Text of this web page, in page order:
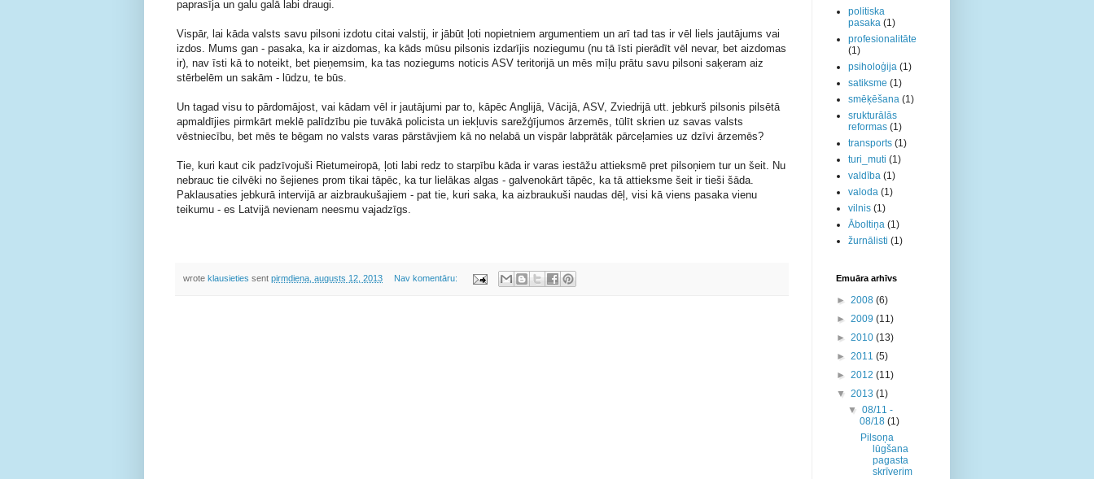
paprasīja un galu galā labi draugi.
Vispār, lai kāda valsts savu pilsoni izdotu citai valstij, ir jābūt ļoti nopietniem argumentiem un arī tad tas ir vēl liels jautājums vai
izdos. Mums gan - pasaka, ka ir aizdomas, ka kāds mūsu pilsonis izdarījis noziegumu (nu tā īsti pierādīt vēl nevar, bet aizdomas
ir), nav īsti kā to noteikt, bet pieņemsim, ka tas noziegums noticis ASV teritorijā un mēs mīļu prātu savu pilsoni saķeram aiz
stērbelēm un sakām - lūdzu, te būs.
Un tagad visu to pārdomājost, vai kādam vēl ir jautājumi par to, kāpēc Anglijā, Vācijā, ASV, Zviedrijā utt. jebkurš pilsonis pilsētā
apmaldījies pirmkārt meklē palīdzību pie tuvākā policista un iekļuvis sarežģījumos ārzemēs, tūlīt skrien uz savas valsts
vēstniecību, bet mēs te bēgam no valsts varas pārstāvjiem kā no nelabā un vispār labprātāk pārceļamies uz dzīvi ārzemēs?
Tie, kuri kaut cik padzīvojuši Rietumeiropā, ļoti labi redz to starpību kāda ir varas iestāžu attieksmē pret pilsoņiem tur un šeit. Nu
nebrauc tie cilvēki no šejienes prom tikai tāpēc, ka tur lielākas algas - galvenokārt tāpēc, ka tā attieksme šeit ir tieši šāda.
Paklausaties jebkurā intervijā ar aizbraukušajiem - pat tie, kuri saka, ka aizbraukuši naudas dēļ, visi kā viens pasaka vienu
teikumu - es Latvijā nevienam neesmu vajadzīgs.
wrote klausieties sent pirmdiena, augusts 12, 2013 Nav komentāru:
politiska
pasaka (1)
profesionalitāte
(1)
psiholoģija (1)
satiksme (1)
smēķēšana (1)
srukturālās
reformas (1)
transports (1)
turi_muti (1)
valdība (1)
valoda (1)
vilnis (1)
Āboltiņa (1)
žurnālisti (1)
Emuāra arhīvs
► 2008 (6)
► 2009 (11)
► 2010 (13)
► 2011 (5)
► 2012 (11)
▼ 2013 (1)
▼08/11 -
08/18(1)
Pilsoņa
lūgšana
pagasta
skrīverim